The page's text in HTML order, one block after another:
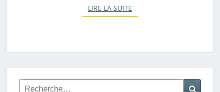
LIRE LA SUITE
Rechercher :